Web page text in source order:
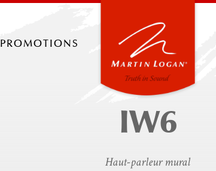
promotions
IW6
Haut-parleur mural